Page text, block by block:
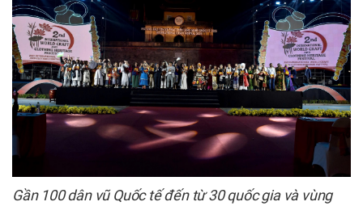
Gần 100 dân vũ Quốc tế đến từ 30 quốc gia và vùng